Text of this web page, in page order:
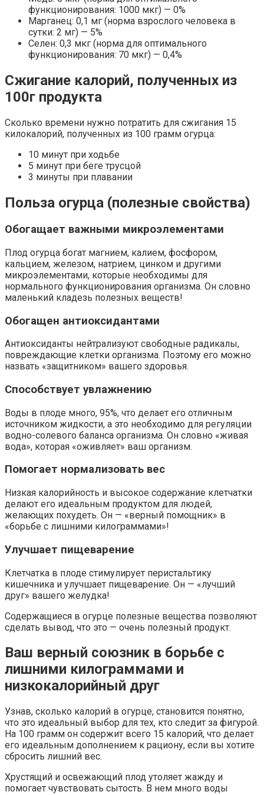
функционирования: 1000 мкг) — 0%
Марганец: 0,1 мг (норма взрослого человека в
сутки: 2 мг) — 5%
Селен: 0,3 мкг (норма для оптимального
функционирования: 70 мкг) — 0,4%
Сжигание калорий, полученных из
100г продукта
Сколько времени нужно потратить для сжигания 15
килокалорий, полученных из 100 грамм огурца:
10 минут при ходьбе
5 минут при беге трусцой
3 минуты при плавании
Польза огурца (полезные свойства)
Обогащает важными микроэлементами
Плод огурца богат магнием, калием, фосфором,
кальцием, железом, натрием, цинком и другими
микроэлементами, которые необходимы для
нормального функционирования организма. Он словно
маленький кладезь полезных веществ!
Обогащен антиоксидантами
Антиоксиданты нейтрализуют свободные радикалы,
повреждающие клетки организма. Поэтому его можно
назвать «защитником» вашего здоровья.
Способствует увлажнению
Воды в плоде много, 95%, что делает его отличным
источником жидкости, а это необходимо для регуляции
водно-солевого баланса организма. Он словно «живая
вода», которая «оживляет» ваш организм.
Помогает нормализовать вес
Низкая калорийность и высокое содержание клетчатки
делают его идеальным продуктом для людей,
желающих похудеть. Он — «верный помощник» в
«борьбе с лишними килограммами»!
Улучшает пищеварение
Клетчатка в плоде стимулирует перистальтику
кишечника и улучшает пищеварение. Он — «лучший
друг» вашего желудка!
Содержащиеся в огурце полезные вещества позволяют
сделать вывод, что это — очень полезный продукт.
Ваш верный союзник в борьбе с
лишними килограммами и
низкокалорийный друг
Узнав, сколько калорий в огурце, становится понятно,
что это идеальный выбор для тех, кто следит за фигурой.
На 100 грамм он содержит всего 15 калорий, что делает
его идеальным дополнением к рациону, если вы хотите
сбросить лишний вес.
Хрустящий и освежающий плод утоляет жажду и
помогает чувствовать сытость. В нем много воды